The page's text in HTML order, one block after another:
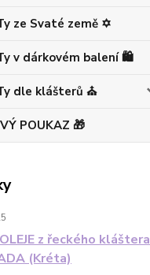
ze Svaté země ✡️
v dárkovém balení 🛍️
dle klášterů ⛪
POUKAZ 🎁
z řeckého kláštera
(Kréta)